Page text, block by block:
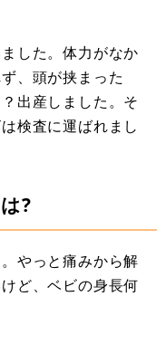
した。体力がなか
、頭が挟まった
出産しました。そ
検査に運ばれまし
?
やっと痛みから解
ど、ベビの身長何